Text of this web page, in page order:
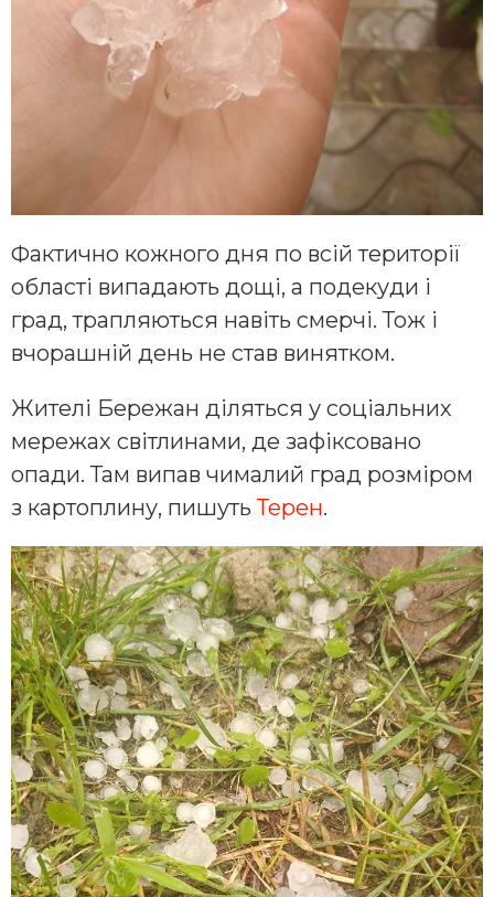
Фактично кожного дня по всій території
області випадають дощі, а подекуди і
град, трапляються навіть смерчі. Тож і
вчорашній день не став винятком.
Жителі Бережан діляться у соціальних
мережах світлинами, де зафіксовано
опади. Там випав чималий град розміром
з картоплину, пишутьТерен.